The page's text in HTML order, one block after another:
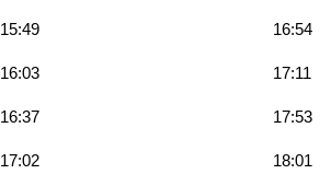
15:49 16:54
16:03 17:11
16:37 17:53
17:02 18:01